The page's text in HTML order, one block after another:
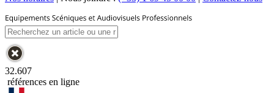
32.607
références en ligne